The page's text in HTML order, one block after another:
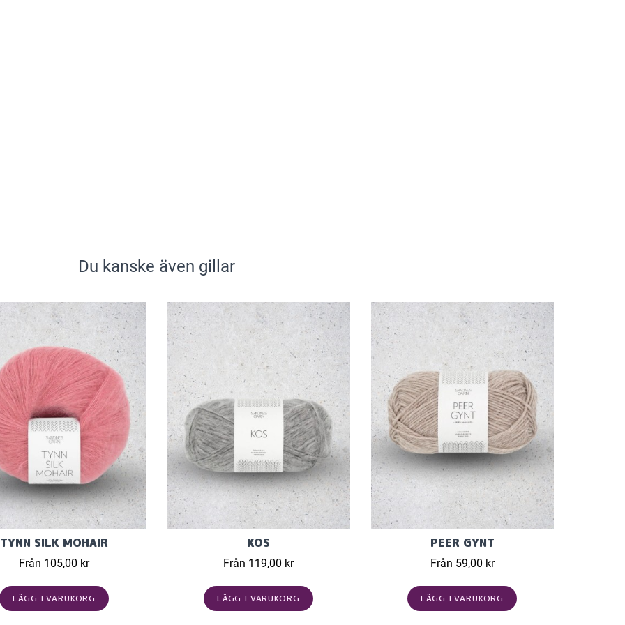
Du kanske även gillar
TYNN SILK MOHAIR
Från 105,00 kr
LÄGG I VARUKORG
KOS
Från 119,00 kr
LÄGG I VARUKORG
PEER GYNT
Från 59,00 kr
LÄGG I VARUKORG